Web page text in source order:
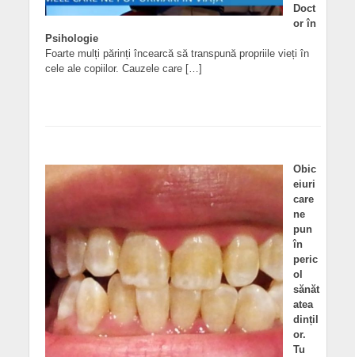
Doct
or în
Psihologie
Foarte mulți părinți încearcă să transpună propriile vieți în
cele ale copiilor. Cauzele care […]
Obic
eiuri
care
ne
pun
în
peric
ol
sănăt
atea
dințil
or.
Tu